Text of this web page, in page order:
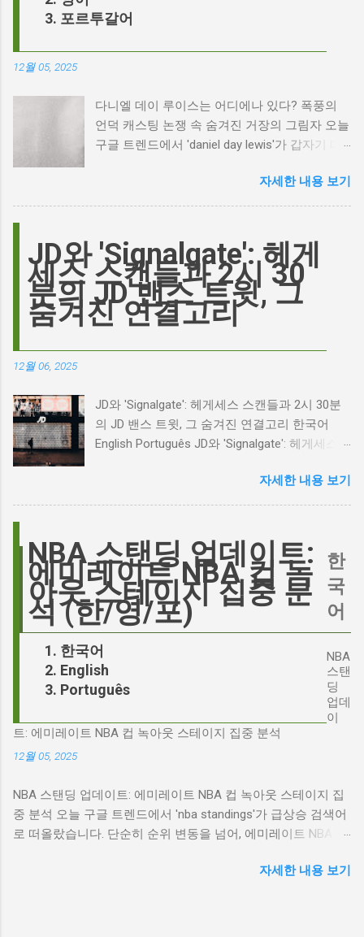
포르투갈어
12월 05, 2025
다니엘 데이 루이스는 어디에나 있다? 폭풍의
언덕 캐스팅 논쟁 속 숨겨진 거장의 그림자 오늘
구글 트렌드에서 'daniel day lewis'가 갑자기 떠
이름이 왜 다시 사람들의 입에 오르내리는 걸까
요? 표면적으로는 마고 로비가 제작하고 주연을
이 그 시작입니다. 하지만 그 이면에는 '연기'라
는 예술에 대한 깊은 갈망과, 완벽주의를 향한
끊임없는 열망이 숨겨져 있습니다. Photo by
Plufow Le Studio on Unsplash 폭풍의 언덕, 그
리고 캐스팅 논쟁의 불씨 최근 몇 주 동안 영화
하는 동시에 우려를 표했습니다. 일부에서는 엘
로디의 이미지가 원작 속 히스클리프와는 다소
거리가 있다는 의견을 제시하며 캐스팅에 대한
한 비판에 대해 "기다려 보세요. 믿으세요. 분명
의 이미지가 원작과 부합하는지 여부를 넘어, 우
리가 '히스클리프'라는 인물에게 기대하는 바가
무엇인지, 그리고 배우가 그 기대를 어떻게 충족
시킬 수 있는지에 대한 근본적인 질문을 던집니
다. 다니엘 데이 루이스, '진정성'의 대명사 이 지
점에서 다니엘 데이 루이스의 이름이 등장하는
것은 결코 우연이 아닙니다. 그는 '메소드 연
기'의 극한을 보여주는 배우로서, 맡는 역할마다
완벽하게 몰입하여 실제 인물과 구분이 어려울
정도의 연기를 선보였습니다. <나의 왼발>에서
자세한 내용 보기
JD와 'Signalgate': 헤게
세스 스캔들과 2시 30
분의 JD 밴스 트윗, 그
숨겨진 연결고리
12월 06, 2025
JD와 'Signalgate': 헤게세스 스캔들과 2시 30분
의 JD 밴스 트윗, 그 숨겨진 연결고리 한국어
English Português JD와 'Signalgate': 헤게세스
연결고리 오늘의 구글 트렌드 인기 검색어 'jd'는
단순히 두 글자의 약자가 아닙니다. 최근 미국
'Signalgate' 스캔들과 깊숙이 연결되어 있습니
다. 폭스뉴스 진행자 피트 헤게세스(Pete
Hegseth)를 중심으로 벌어진 이 스캔들은 예상
치 못한 인물, JD 밴스(JD Vance)의 이름까지 소
환하며 파장을 일으키고 있습니다. 왜 'jd'가 갑자
들이 어떻게 얽혀있는 것일까요? 최대100%세일
오늘의 특가 'Signalgate' 스캔들: 피트 헤게세스
의 그림자 먼저 'Signalgate' 스캔들의 핵심 인물
인 피트 헤게세스부터 살펴봐야 합니다. 최근 공
개된 국방부 감사 보고서에 따르면, 헤게세스는
스의 행위가 윤리적으로 심각한 문제를 야기하
며, 군의 명예를 훼손할 수 있다고 지적합니다.
Photo by Samuel Regan-Asante on Unsplash
제는 여기서 끝나지 않았습니다. 스캔들이 터진
자세한 내용 보기
NBA 스탠딩 업데이트:
에미레이트 NBA 컵 녹
아웃 스테이지 집중 분
석 (한/영/포)
한국어
English
Português
한
국
어
NBA
스탠
딩
업데
이
트: 에미레이트 NBA 컵 녹아웃 스테이지 집중 분석
12월 05, 2025
NBA 스탠딩 업데이트: 에미레이트 NBA 컵 녹아웃 스테이지 집
중 분석 오늘 구글 트렌드에서 'nba standings'가 급상승 검색어
로 떠올랐습니다. 단순히 순위 변동을 넘어, 에미레이트 NBA 컵
받고 있습니다. 이번 포스팅에서는 NBA 컵 녹아웃 스테이지 관
자세한 내용 보기